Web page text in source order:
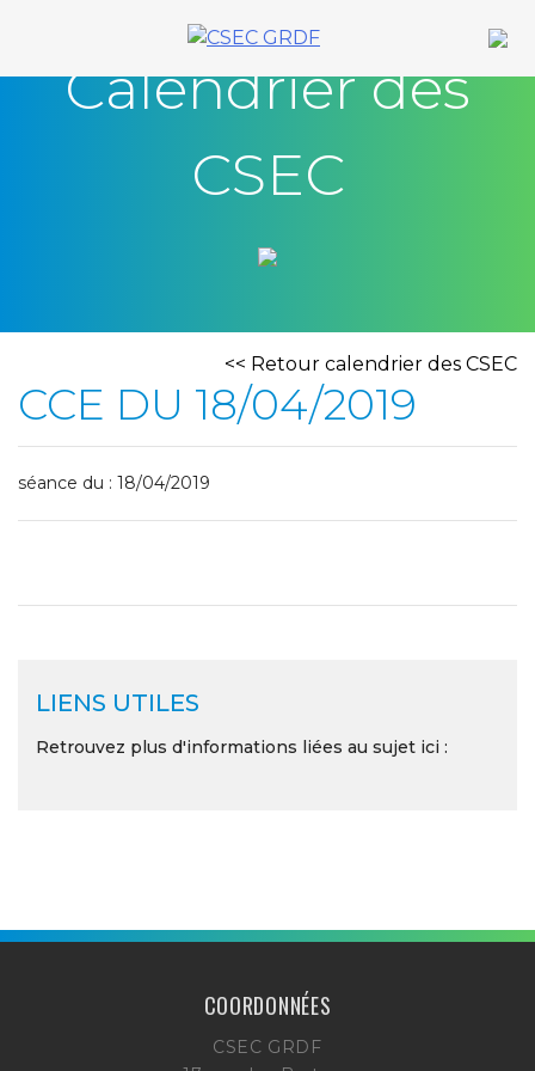
Calendrier des
CSEC
CCE DU 18/04/2019
<< Retour calendrier des CSEC
séance du : 18/04/2019
LIENS UTILES
Retrouvez plus d'informations liées au sujet ici :
COORDONNÉES
CSEC GRDF